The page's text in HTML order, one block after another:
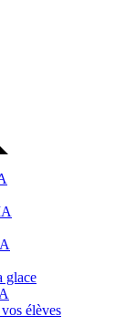
glace
élèves